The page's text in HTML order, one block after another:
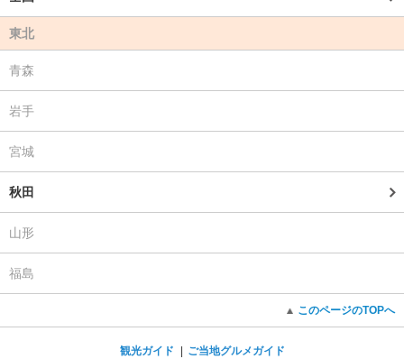
東北
青森
岩手
宮城
秋田
山形
福島
このページのTOPへ
観光ガイド ご当地グルメガイド